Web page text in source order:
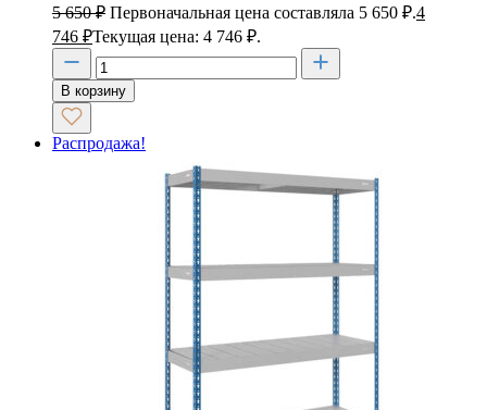
5 650₽ Первоначальная цена составляла 5 650 ₽.4
746 ₽Текущая цена: 4 746 ₽.
В корзину
Распродажа!